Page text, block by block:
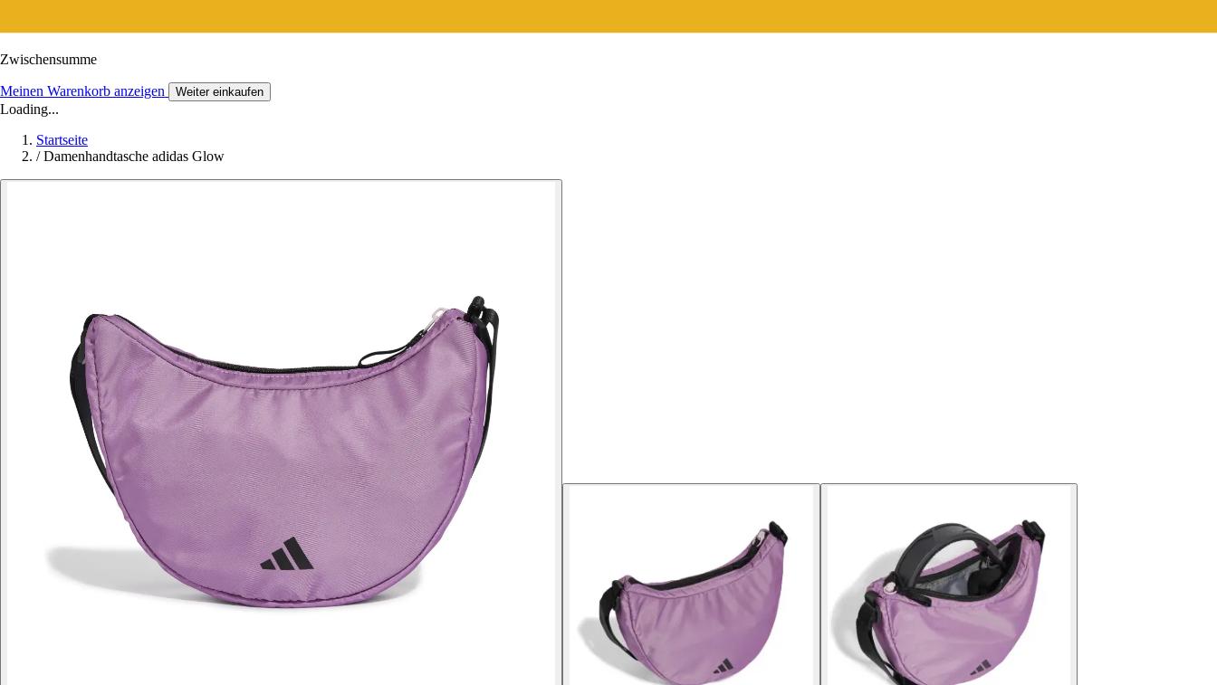
Zwischensumme
Meinen Warenkorb anzeigen Weiter einkaufen
Loading...
Startseite
/ Damenhandtasche adidas Glow